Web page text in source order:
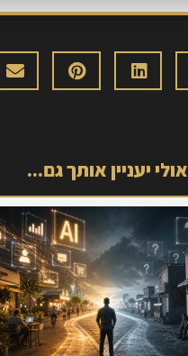
אולי יעניין אותך גם...